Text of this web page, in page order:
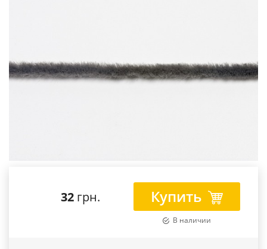
32 грн. Купить
В наличии